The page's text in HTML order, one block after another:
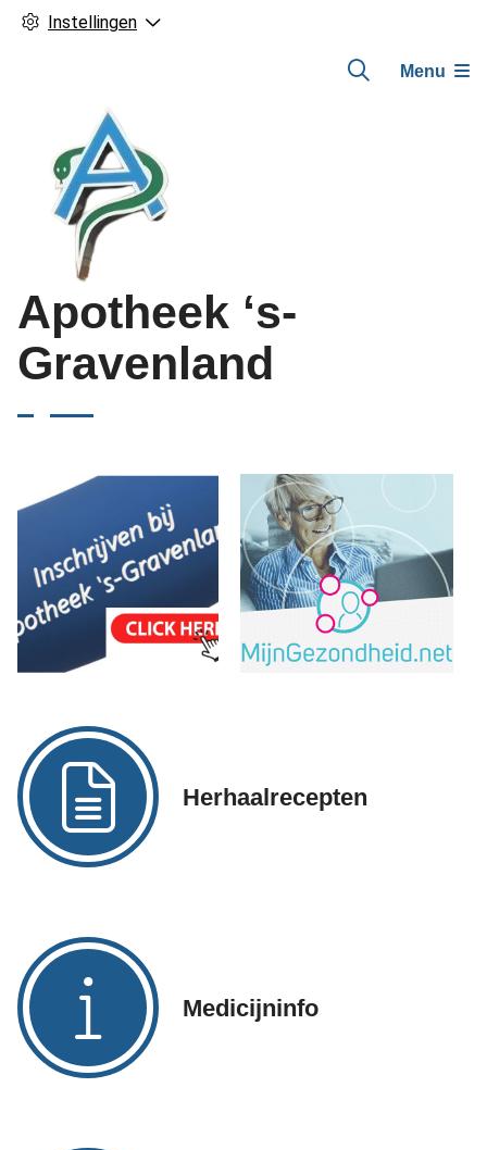
Instellingen
Hoofdmenu
Menu
Apotheek ‘s-
Gravenland
Herhaalrecepten
Medicijninfo